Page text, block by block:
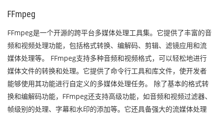
FFmpeg
FFmpeg是一个开源的跨平台多媒体处理工具集。它提供了丰富的音
频和视频处理功能，包括格式转换、编解码、剪辑、滤镜应用和流
媒体处理等。 FFmpeg支持多种音频和视频格式，可以轻松地进行
媒体文件的转换和处理。它提供了命令行工具和库文件，使开发者
能够使用其功能进行自定义的多媒体处理任务。 除了基本的格式转
换和编解码功能，FFmpeg还支持高级功能，如音频和视频过滤器、
帧级别的处理、字幕和水印的添加等。它还具备强大的流媒体处理